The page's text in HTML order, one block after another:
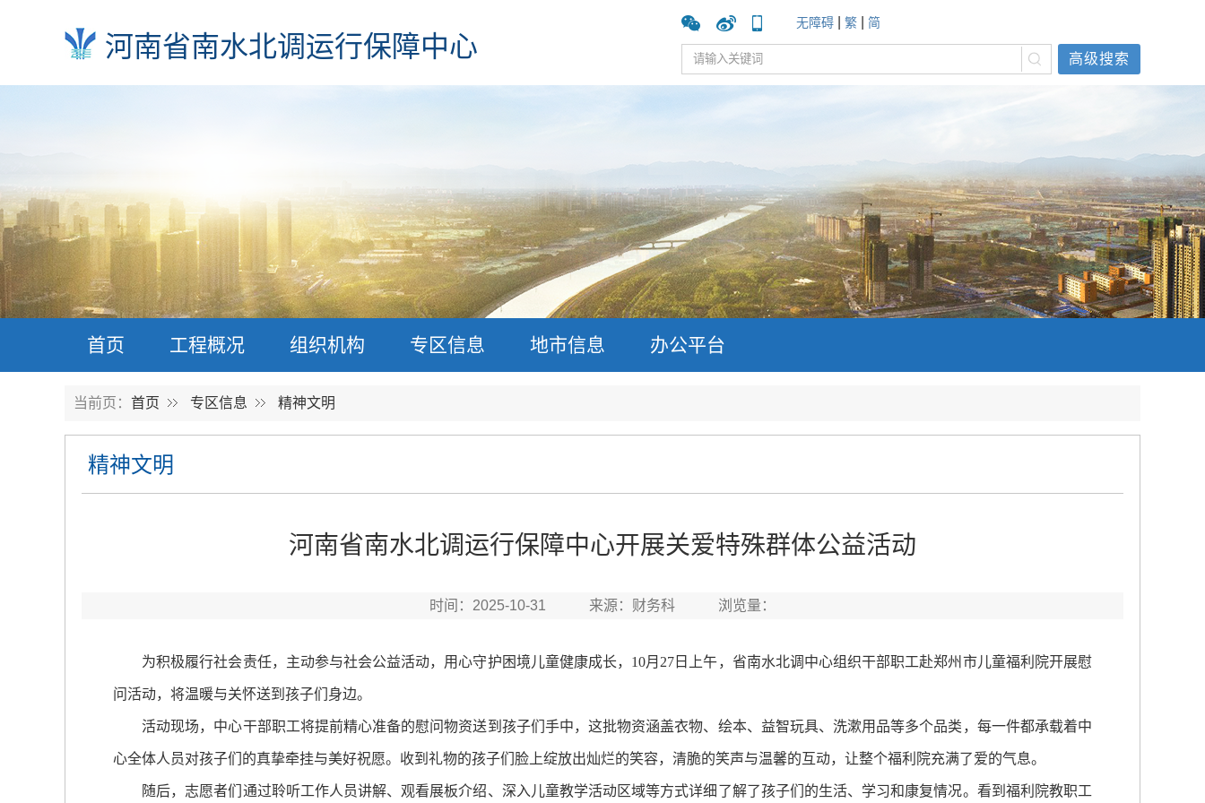
河南省南水北调运行保障中心
无障碍 繁 简
高级搜索
首页 工程概况 组织机构 专区信息 地市信息 办公平台
当前页： 首页 专区信息 精神文明
精神文明
河南省南水北调运行保障中心开展关爱特殊群体公益活动
时间：2025-10-31 来源：财务科 浏览量：
为积极履行社会责任，主动参与社会公益活动，用心守护困境儿童健康成长，10月27日上午，省南水北调中心组织干部职工赴郑州市儿童福利院开展慰
问活动，将温暖与关怀送到孩子们身边。
活动现场，中心干部职工将提前精心准备的慰问物资送到孩子们手中，这批物资涵盖衣物、绘本、益智玩具、洗漱用品等多个品类，每一件都承载着中
心全体人员对孩子们的真挚牵挂与美好祝愿。收到礼物的孩子们脸上绽放出灿烂的笑容，清脆的笑声与温馨的互动，让整个福利院充满了爱的气息。
随后，志愿者们通过聆听工作人员讲解、观看展板介绍、深入儿童教学活动区域等方式详细了解了孩子们的生活、学习和康复情况。看到福利院教职工